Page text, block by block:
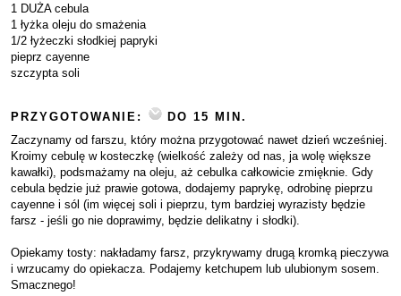
1 DUŻA cebula
1 łyżka oleju do smażenia
1/2 łyżeczki słodkiej papryki
pieprz cayenne
szczypta soli
PRZYGOTOWANIE:
DO 15 MIN.
Zaczynamy od farszu, który można przygotować nawet dzień wcześniej.
Kroimy cebulę w kosteczkę (wielkość zależy od nas, ja wolę większe
kawałki), podsmażamy na oleju, aż cebulka całkowicie zmięknie. Gdy
cebula będzie już prawie gotowa, dodajemy paprykę, odrobinę pieprzu
cayenne i sól (im więcej soli i pieprzu, tym bardziej wyrazisty będzie
farsz - jeśli go nie doprawimy, będzie delikatny i słodki).
Opiekamy tosty: nakładamy farsz, przykrywamy drugą kromką pieczywa
i wrzucamy do opiekacza. Podajemy ketchupem lub ulubionym sosem.
Smacznego!